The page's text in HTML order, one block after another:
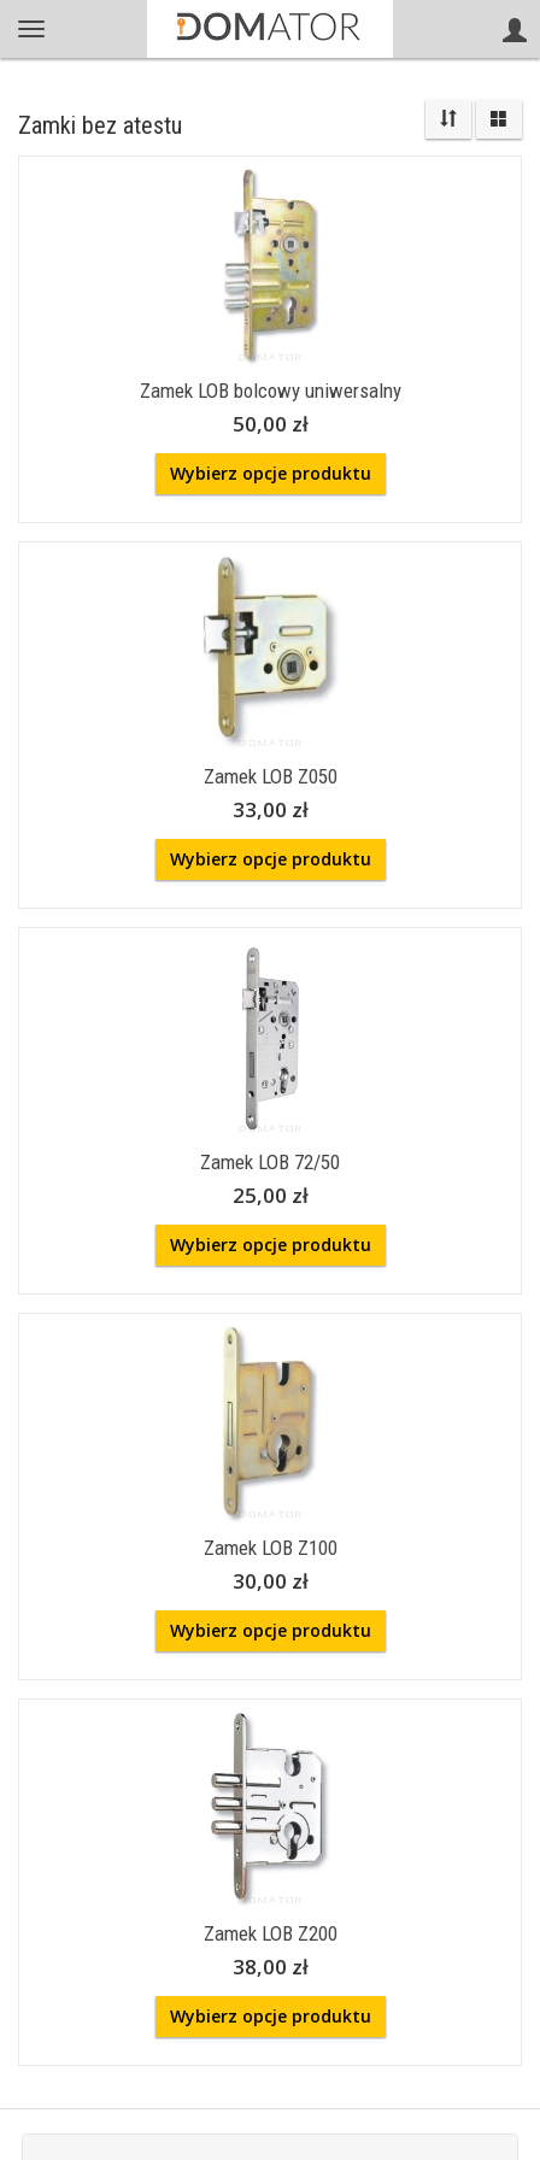
Zamki bez atestu
Zamek LOB bolcowy uniwersalny
50,00 zł
Wybierz opcje produktu
Zamek LOB Z050
33,00 zł
Wybierz opcje produktu
Zamek LOB 72/50
25,00 zł
Wybierz opcje produktu
Zamek LOB Z100
30,00 zł
Wybierz opcje produktu
Zamek LOB Z200
38,00 zł
Wybierz opcje produktu